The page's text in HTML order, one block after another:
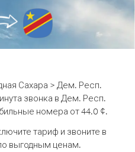
Сахара > Дем. Респ.
звонка в Дем. Респ.
номера от 44.0 ¢.
тариф и звоните в
выгодным ценам.